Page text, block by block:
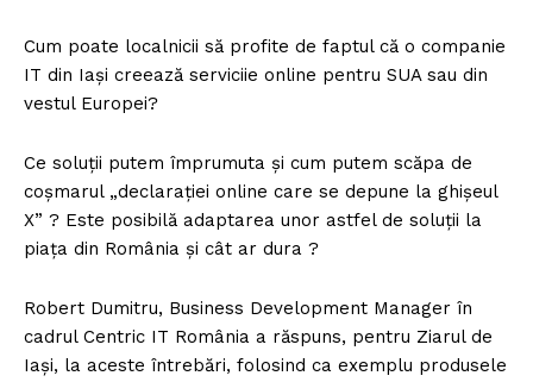
Cum poate localnicii să profite de faptul că o companie
IT din Iași creează serviciie online pentru SUA sau din
vestul Europei?
Ce soluţii putem împrumuta şi cum putem scăpa de
coşmarul „declaraţiei online care se depune la ghişeul
X” ? Este posibilă adaptarea unor astfel de soluţii la
piaţa din România şi cât ar dura ?
Robert Dumitru, Business Development Manager în
cadrul Centric IT România a răspuns, pentru Ziarul de
Iaşi, la aceste întrebări, folosind ca exemplu produsele